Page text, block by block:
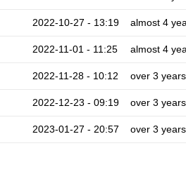
2022-10-27 - 13:19 almost 4
2022-11-01 - 11:25 almost 4
2022-11-28 - 10:12 over 3 years
2022-12-23 - 09:19 over 3 years
2023-01-27 - 20:57 over 3 years